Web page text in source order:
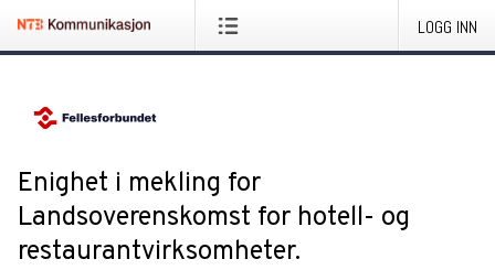
LOGG INN
Enighet i mekling for
Landsoverenskomst for hotell- og
restaurantvirksomheter.